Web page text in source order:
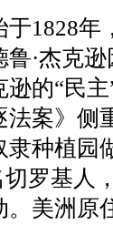
于1828年
鲁·杰克
逊的“民
法案》侧
隶种植园
切罗基人
。美洲原